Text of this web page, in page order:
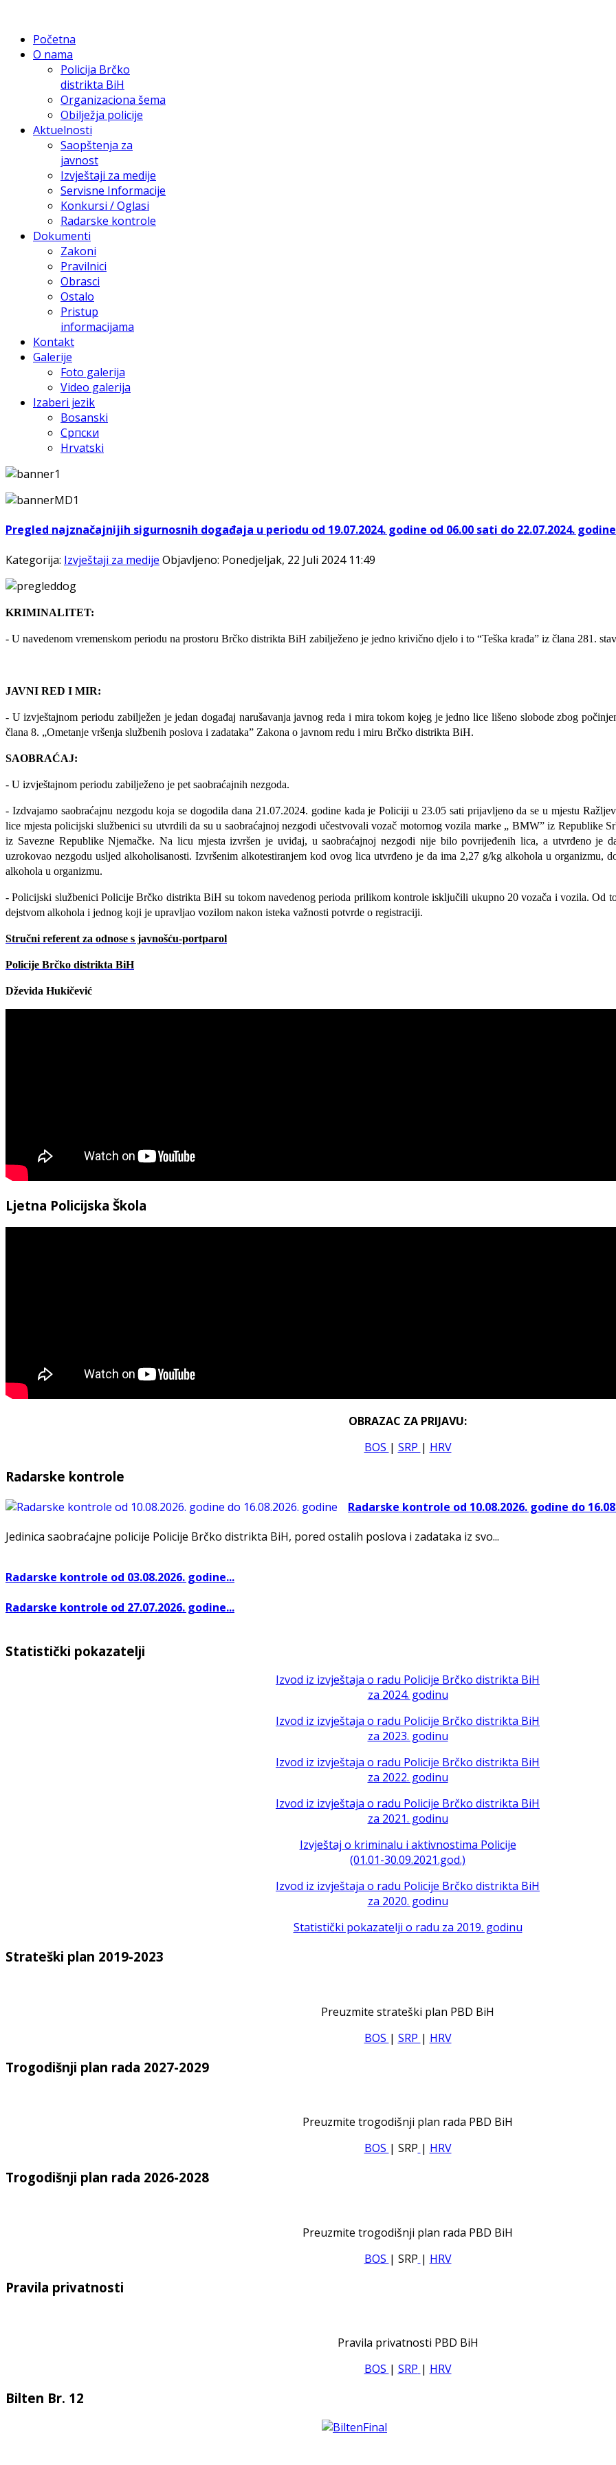
Početna
O nama
Policija Brčko
distrikta BiH
Organizaciona šema
Obilježja policije
Aktuelnosti
Saopštenja za
javnost
Izvještaji za medije
Servisne Informacije
Konkursi / Oglasi
Radarske kontrole
Dokumenti
Zakoni
Pravilnici
Obrasci
Ostalo
Pristup
informacijama
Kontakt
Galerije
Foto galerija
Video galerija
Izaberi jezik
Bosanski
Српски
Hrvatski
Pregled najznačajnijih sigurnosnih događaja u periodu od 19.07.2024. godine od 06.00 sati do 22.07.2024.
Kategorija: Izvještaji za medije Objavljeno: Ponedjeljak, 22 Juli 2024 11:49
KRIMINALITET:
- U navedenom vremenskom periodu na prostoru Brčko distrikta BiH zabilježeno je jedno krivično djelo i to “Teška krađa” iz člana 281.
JAVNI RED I MIR:
- U izvještajnom periodu zabilježen je jedandogađaj narušavanja javnog reda i miratokom kojeg je jedno lice lišeno slobode zbog
člana 8. „Ometanje vršenja službenih poslova i zadataka” Zakona o javnom redu i miru Brčko distrikta BiH.
SAOBRAĆAJ:
- U izvještajnom periodu zabilježeno je pet saobraćajnih nezgoda.
- Izdvajamo saobraćajnu nezgodu koja se dogodila dana 21 .07.2024. godine kada je Policiji u 23.05 sati prijavljeno da se u mjestu
lice mjesta policijski službenici su utvrdili da su u saobraćajnoj nezgodi učestvovali vozač motornogvozila marke „ BMW” iz Republike
iz Savezne Republike Njemačke. Na licu mjesta izvršen je uviđaj, u saobraćajnoj nezgodi nije bilo povrijeđenih lica, a utvrđeno je
uzrokovao nezgodu usljed alkoholisanosti. Izvršenim alkotestiranjem kod ovog lica utvrđeno je da ima 2,27 g/kg alkohola u organizmu,
alkohola u organizmu.
-Policijski službenici Policije Brčko distrikta BiH su tokom navedenog perioda prilikom kontrole isključili ukupno 20 vozača i vozila.Od
dejstvom alkohola i jednog koji je upravljao vozilom nakon isteka važnosti potvrde o registraciji.
Stručni referent za odnose s javnošću-portparol
Policije Brčko distrikta BiH
Dževida Hukičević
Ljetna Policijska Škola
OBRAZAC ZA PRIJAVU:
BOS | SRP | HRV
Radarske kontrole
Radarske kontrole od 10.08.2026. godine do
Jedinica saobraćajne policije Policije Brčko distrikta BiH, pored ostalih poslova i zadataka iz svo...
Radarske kontrole od 03.08.2026. godine...
Radarske kontrole od 27.07.2026. godine...
Statistički pokazatelji
Izvod iz izvještaja o radu Policije Brčko distrikta BiH
za 2024. godinu
Izvod iz izvještaja o radu Policije Brčko distrikta BiH
za 2023. godinu
Izvod iz izvještaja o radu Policije Brčko distrikta BiH
za 2022. godinu
Izvod iz izvještaja o radu Policije Brčko distrikta BiH
za 2021. godinu
Izvještaj o kriminalu i aktivnostima Policije
(01.01-30.09.2021.god.)
Izvod iz izvještaja o radu Policije Brčko distrikta BiH
za 2020. godinu
Statistički pokazatelji o radu za 2019. godinu
Strateški plan 2019-2023
Preuzmite strateški plan PBD BiH
BOS | SRP | HRV
Trogodišnji plan rada 2027-2029
Preuzmite trogodišnji plan rada PBD BiH
BOS | SRP | HRV
Trogodišnji plan rada 2026-2028
Preuzmite trogodišnji plan rada PBD BiH
BOS | SRP | HRV
Pravila privatnosti
Pravila privatnosti PBD BiH
BOS | SRP | HRV
Bilten Br. 12